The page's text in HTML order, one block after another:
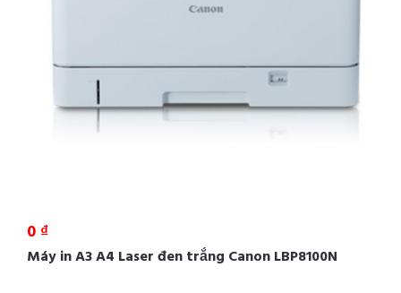
0 ₫
Máy in A3 A4 Laser đen trắng Canon LBP8100N